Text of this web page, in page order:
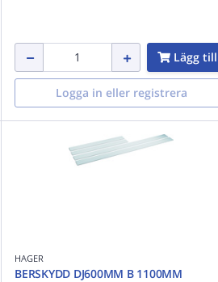
Lägg till
Logga in eller registrera
HAGER
BERSKYDD DJ600MM B 1100MM